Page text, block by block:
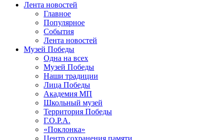
Лента новостей
Главное
Популярное
События
Лента новостей
Музей Победы
Одна на всех
Музей Победы
Наши традиции
Лица Победы
Академия МП
Школьный музей
Территория Победы
Г.О.Р.А.
«Поклонка»
Центр сохранения памяти